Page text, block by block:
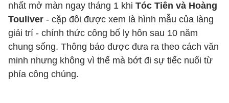
nhất mở màn ngay tháng 1 khi Tóc Tiên và Hoàng
Touliver - cặp đôi được xem là hình mẫu của làng
giải trí - chính thức công bố ly hôn sau 10 năm
chung sống. Thông báo được đưa ra theo cách văn
minh nhưng không vì thế mà bớt đi sự tiếc nuối từ
phía công chúng.